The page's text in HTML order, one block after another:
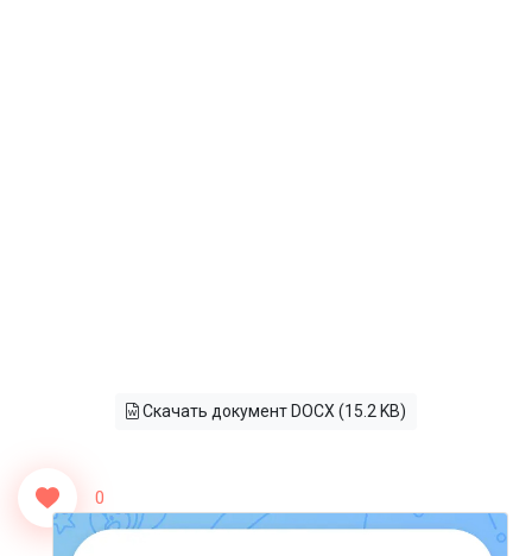
Скачать документ DOCX (15.2 KB)
0